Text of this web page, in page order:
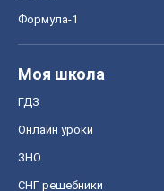
Формула-1
Моя школа
ГДЗ
Онлайн уроки
ЗНО
СНГ решебники